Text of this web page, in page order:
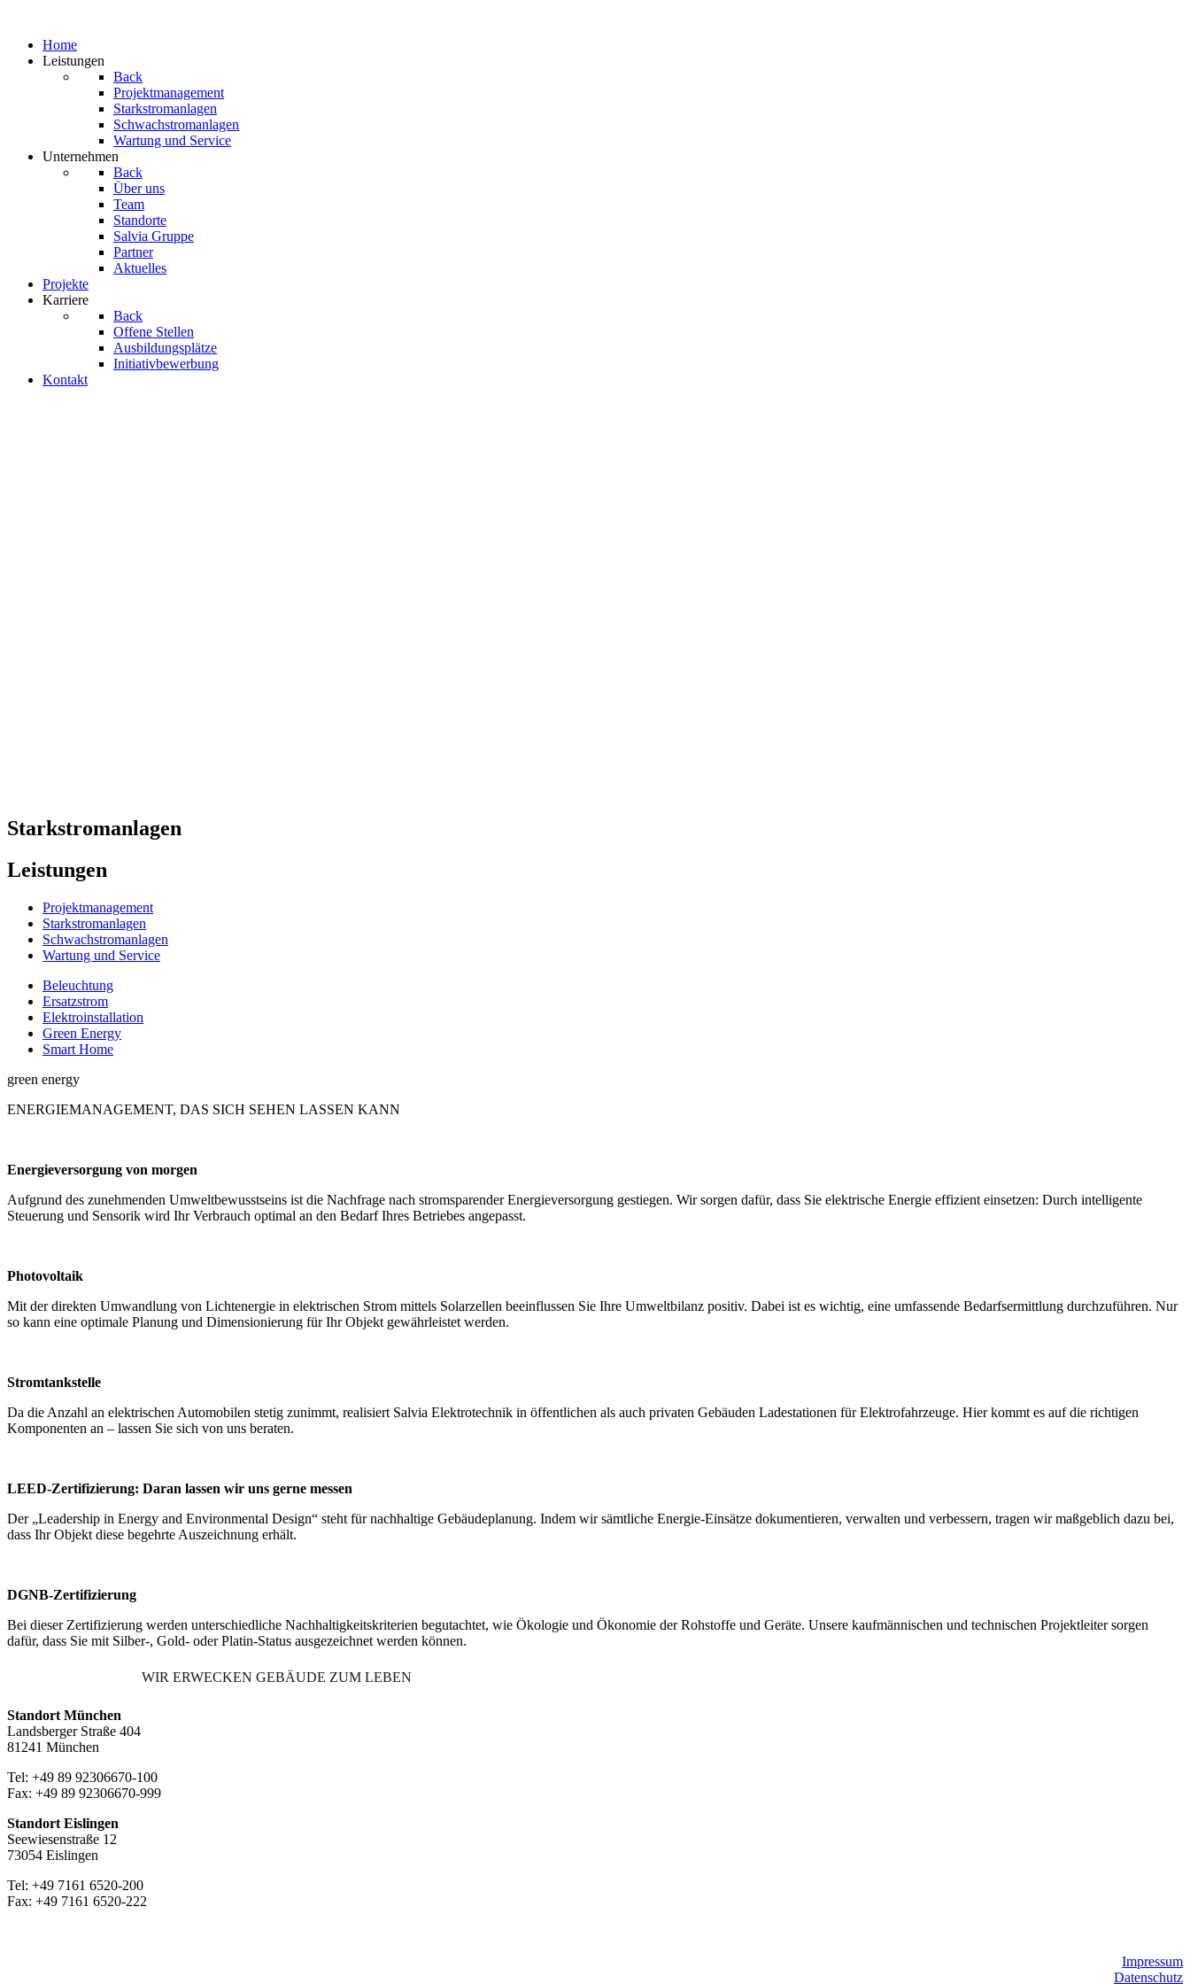
Home
Leistungen
Back
Projektmanagement
Starkstromanlagen
Schwachstromanlagen
Wartung und Service
Unternehmen
Back
Über uns
Team
Standorte
Salvia Gruppe
Partner
Aktuelles
Projekte
Karriere
Back
Offene Stellen
Ausbildungsplätze
Initiativbewerbung
Kontakt
Starkstrom­anlagen
Leistungen
Projektmanagement
Starkstromanlagen
Schwachstromanlagen
Wartung und Service
Beleuchtung
Ersatzstrom
Elektroinstallation
Green Energy
Smart Home
green energy
ENERGIEMANAGEMENT, DAS SICH SEHEN LASSEN KANN
Energieversorgung von morgen
Aufgrund des zunehmenden Umweltbewusstseins ist die Nachfrage nach stromsparender Energieversorgung gestiegen. Wir sorgen dafür, dass Sie elektrische Energie effizient einsetzen: Durch intelligente
Steuerung und Sensorik wird Ihr Verbrauch optimal an den Bedarf Ihres Betriebes angepasst.
Photovoltaik
Mit der direkten Umwandlung von Lichtenergie in elektrischen Strom mittels Solarzellen beeinflussen Sie Ihre Umweltbilanz positiv. Dabei ist es wichtig, eine umfassende Bedarfsermittlung durchzuführen. Nur
so kann eine optimale Planung und Dimensionierung für Ihr Objekt gewährleistet werden.
Stromtankstelle
Da die Anzahl an elektrischen Automobilen stetig zunimmt, realisiert Salvia Elektrotechnik in öffentlichen als auch privaten Gebäuden Ladestationen für Elektrofahrzeuge. Hier kommt es auf die richtigen
Komponenten an – lassen Sie sich von uns beraten.
LEED-Zertifizierung: Daran lassen wir uns gerne messen
Der „Leadership in Energy and Environmental Design“ steht für nachhaltige Gebäudeplanung. Indem wir sämtliche Energie-Einsätze dokumentieren, verwalten und verbessern, tragen wir maßgeblich dazu bei,
dass Ihr Objekt diese begehrte Auszeichnung erhält.
DGNB-Zertifizierung
Bei dieser Zertifizierung werden unterschiedliche Nachhaltigkeitskriterien begutachtet, wie Ökologie und Ökonomie der Rohstoffe und Geräte. Unsere kaufmännischen und technischen Projektleiter sorgen
dafür, dass Sie mit Silber-, Gold- oder Platin-Status ausgezeichnet werden können.
WIR ERWECKEN GEBÄUDE ZUM LEBEN
Standort München
Landsberger Straße 404
81241 München
Tel: +49 89 92306670-100
Fax: +49 89 92306670-999
Standort Eislingen
Seewiesenstraße 12
73054 Eislingen
Tel: +49 7161 6520-200
Fax: +49 7161 6520-222
Impressum
Datenschutz